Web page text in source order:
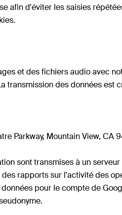
afin d'éviter les saisies
et des fichiers audio avec
transmission des données est
Parkway, Mountain View, CA
sont transmises à un
rapports sur l'activité des
pour le compte de